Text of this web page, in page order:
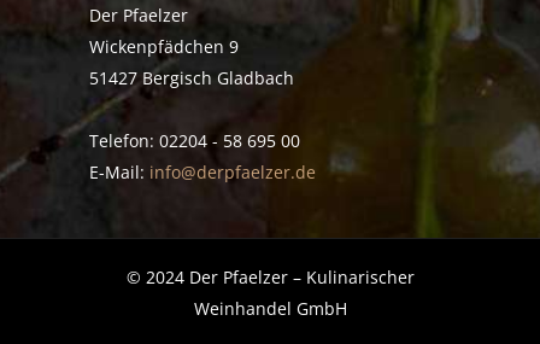
Der Pfaelzer
Wickenpfädchen 9
51427 Bergisch Gladbach
Telefon: 02204 - 58 695 00
E-Mail: info@derpfaelzer.de
© 2024 Der Pfaelzer – Kulinarischer
Weinhandel GmbH